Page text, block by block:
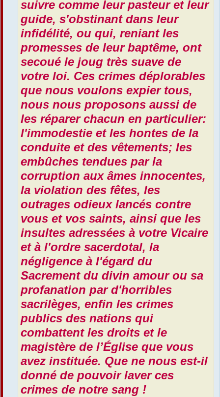
suivre comme leur pasteur et leur
guide, s'obstinant dans leur
infidélité, ou qui, reniant les
promesses de leur baptême, ont
secoué le joug très suave de
votre loi. Ces crimes déplorables
que nous voulons expier tous,
nous nous proposons aussi de
les réparer chacun en particulier:
l'immodestie et les hontes de la
conduite et des vêtements; les
embûches tendues par la
corruption aux âmes innocentes,
la violation des fêtes, les
outrages odieux lancés contre
vous et vos saints, ainsi que les
insultes adressées à votre Vicaire
et à l'ordre sacerdotal, la
négligence à l'égard du
Sacrement du divin amour ou sa
profanation par d'horribles
sacrilèges, enfin les crimes
publics des nations qui
combattent les droits et le
magistère de l’Église que vous
avez instituée. Que ne nous est-il
donné de pouvoir laver ces
crimes de notre sang !